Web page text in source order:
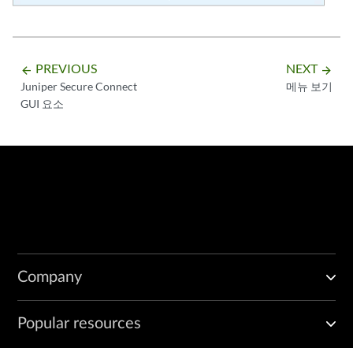
arrow_backward PREVIOUS
Juniper Secure Connect
GUI 요소
NEXT arrow_forward
메뉴 보기
Company
Popular resources